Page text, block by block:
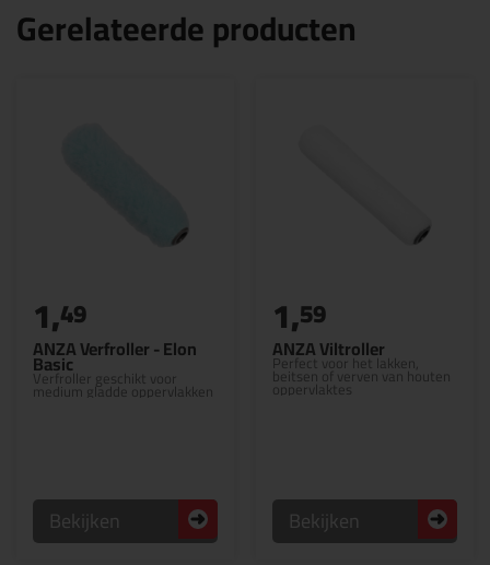
Gerelateerde producten
ANZA Verfroller - Elon
Basic
Verfroller geschikt voor
medium gladde oppervlakken
1,49
Bekijken
ANZA Viltroller
Perfect voor het lakken,
beitsen of verven van houten
oppervlaktes
1,59
Bekijken